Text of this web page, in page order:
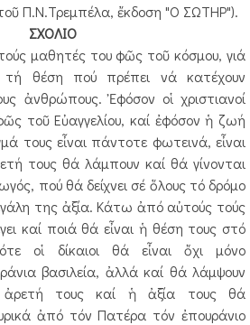
Π.Ν.Τρεμπέλα, ἔκδοση "Ο ΣΩΤΗΡ").
ΣΧΟΛΙΟ
μαθητές του φῶς τοῦ κόσμου, γιά
τή θέση πού πρέπει νά κατέχουν
ἀνθρώπους. Ἐφόσον οἱ χριστιανοί
τοῦ Εὐαγγελίου, καί ἐφόσον ἡ ζωή
τους εἶναι πάντοτε φωτεινά, εἶναι
τους θά λάμπουν καί θά γίνονται
πού θά δείχνει σέ ὅλους τό δρόμο
της ἀξία. Κάτω ἀπό αὐτούς τούς
καί ποιά θά εἶναι ἡ θέση τους στό
οἱ δίκαιοι θά εἶναι ὄχι μόνο
βασιλεία, ἀλλά καί θά λάμψουν
τους καί ἡ ἀξία τους θά
ἀπό τόν Πατέρα τόν ἐπουράνιο